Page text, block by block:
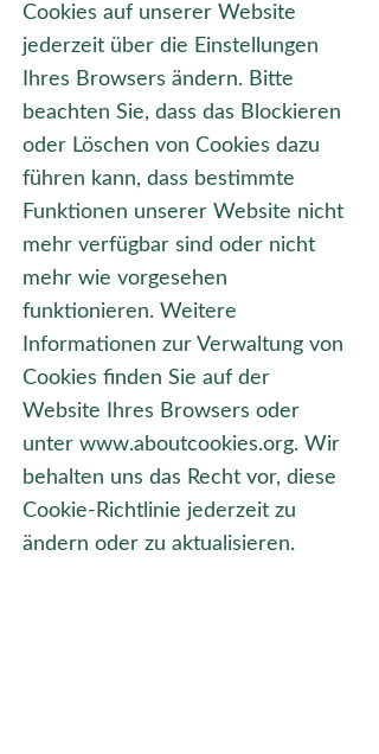
Cookies auf unserer Website
jederzeit über die Einstellungen
Ihres Browsers ändern. Bitte
beachten Sie, dass das Blockieren
oder Löschen von Cookies dazu
führen kann, dass bestimmte
Funktionen unserer Website nicht
mehr verfügbar sind oder nicht
mehr wie vorgesehen
funktionieren. Weitere
Informationen zur Verwaltung von
Cookies finden Sie auf der
Website Ihres Browsers oder
unter www.aboutcookies.org. Wir
behalten uns das Recht vor, diese
Cookie-Richtlinie jederzeit zu
ändern oder zu aktualisieren.